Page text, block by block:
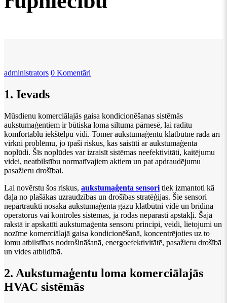
administrators 0 Komentāri
1. Ievads
Mūsdienu komerciālajās gaisa kondicionēšanas sistēmās
aukstumaģentiem ir būtiska loma siltuma pārnesē, lai radītu
komfortablu iekštelpu vidi. Tomēr aukstumaģentu klātbūtne rada arī
virkni problēmu, jo īpaši riskus, kas saistīti ar aukstumaģenta
noplūdi. Šīs noplūdes var izraisīt sistēmas neefektivitāti, kaitējumu
videi, neatbilstību normatīvajiem aktiem un pat apdraudējumu
pasažieru drošībai.
Lai novērstu šos riskus, aukstumaģenta sensori tiek izmantoti kā
daļa no plašākas uzraudzības un drošības stratēģijas. Šie sensori
nepārtraukti nosaka aukstumaģenta gāzu klātbūtni vidē un brīdina
operatorus vai kontroles sistēmas, ja rodas neparasti apstākļi. Šajā
rakstā ir apskatīti aukstumaģenta sensoru principi, veidi, lietojumi un
nozīme komerciālajā gaisa kondicionēšanā, koncentrējoties uz to
lomu atbilstības nodrošināšanā, energoefektivitātē, pasažieru drošībā
un vides atbildībā.
2. Aukstumaģentu loma komerciālajās
HVAC sistēmās